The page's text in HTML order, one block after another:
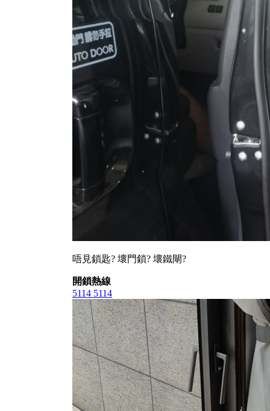
唔見鎖匙? 壞門鎖? 壞鐵閘?
開鎖熱線
5114 5114